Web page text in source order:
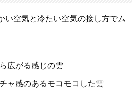
い空気と冷たい空気の接し方でム
がる感じの雲
感のあるモコモコした雲